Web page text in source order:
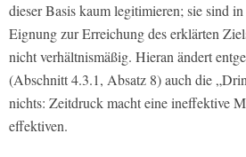
dieser Basis kaum legitimieren; sie sind
Eignung zur Erreichung des erklärten
nicht verhältnismäßig. Hieran ändert
(Abschnitt 4.3.1, Absatz 8) auch die
nichts: Zeitdruck macht eine ineffektive
effektiven.